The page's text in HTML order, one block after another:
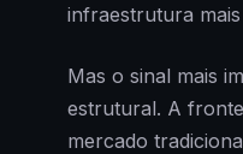
infraestrutura
Mas o sinal mais
estrutural. A
mercado